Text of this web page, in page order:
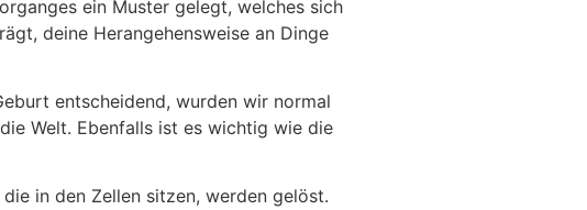
ein Muster gelegt, welches sich
deine Herangehensweise an Dinge
entscheidend, wurden wir normal
Welt. Ebenfalls ist es wichtig wie die
in den Zellen sitzen, werden gelöst.